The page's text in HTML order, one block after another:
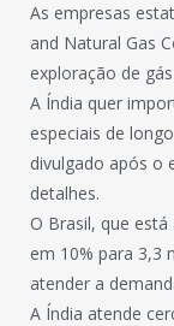
As empresas
and Natural Gas
exploração de
A Índia quer
especiais de
divulgado após o
detalhes.
O Brasil, que
em 10% para 3,3
atender a
A Índia atende